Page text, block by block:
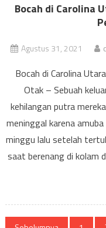
Bocah di Carolina
Agustus 31, 2021
Bocah di Carolina
Otak – Sebuah
kehilangan putra
meninggal karena
minggu lalu setelah
saat berenang di kolam